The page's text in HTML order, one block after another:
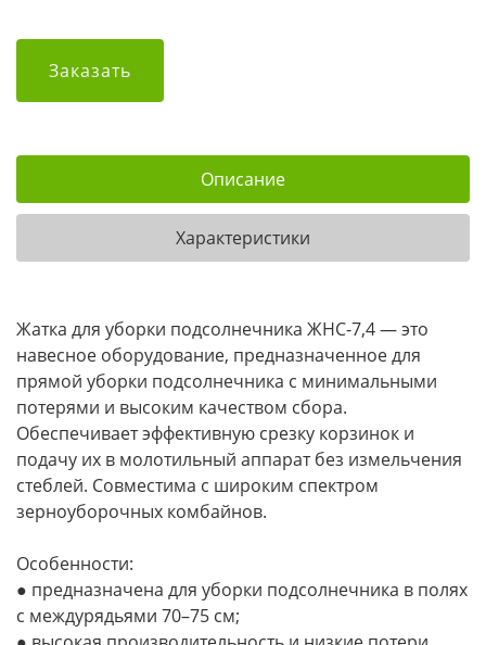
Заказать
Описание
Характеристики
Жатка для уборки подсолнечника ЖНС-7,4 — это
навесное оборудование, предназначенное для
прямой уборки подсолнечника с минимальными
потерями и высоким качеством сбора.
Обеспечивает эффективную срезку корзинок и
подачу их в молотильный аппарат без измельчения
стеблей. Совместима с широким спектром
зерноуборочных комбайнов.
Особенности:
● предназначена для уборки подсолнечника в полях
с междурядьями 70–75 см;